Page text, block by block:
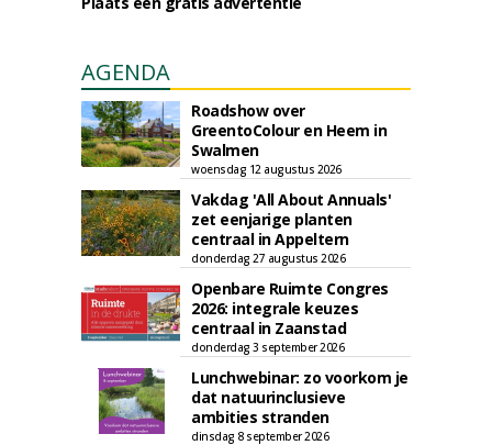
AGENDA
Roadshow over
GreentoColour en Heem in
Swalmen
woensdag 12 augustus 2026
Vakdag 'All About Annuals'
zet eenjarige planten
centraal in Appeltern
donderdag 27 augustus 2026
Openbare Ruimte Congres
2026: integrale keuzes
centraal in Zaanstad
donderdag 3 september 2026
Lunchwebinar: zo voorkom je
dat natuurinclusieve
ambities stranden
dinsdag 8 september 2026